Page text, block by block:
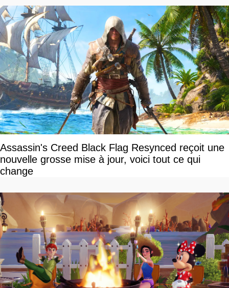
Assassin's Creed Black Flag Resynced reçoit une
nouvelle grosse mise à jour, voici tout ce qui
change